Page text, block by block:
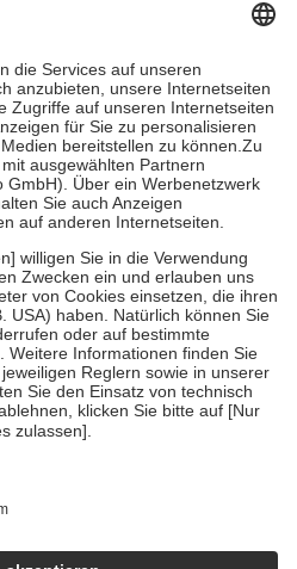
Zuzahlungen in Höhe von zehn
jedoch nie mehr als die tatsächlichen
auch für Online-Apotheken.
Krankenpflege beträgt die
sowie zehn Euro je
für ihre eigene Gesundheit zu
der Familie zu unterstützen,
zum vollendeten 18. Lebensjahr
und Früherkennung, die von der
es sich um echte Bewertungen
articles/4419944605341